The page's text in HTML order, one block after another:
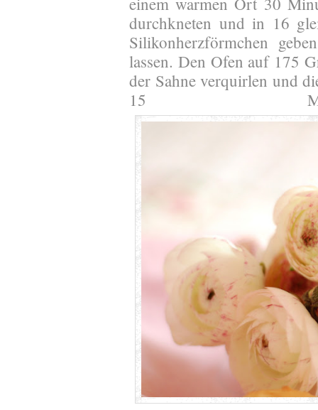
durchkneten und in 16
Silikonherzförmchen
lassen. Den Ofen auf 175
der Sahne verquirlen und
15